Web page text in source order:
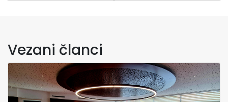
Vezani članci